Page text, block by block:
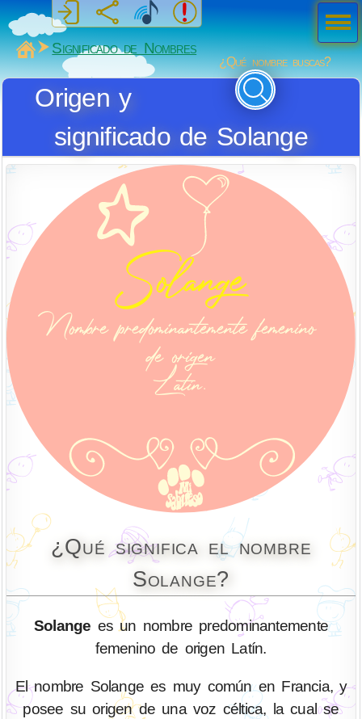
MiSabueso
Significado de Nombres
¿Qué nombre buscas?
Origen y
significado de Solange
¿Qué significa el nombre
Solange?
Solange es un nombre predominantemente
femenino de origen Latín.
El nombre Solange es muy común en Francia, y
posee su origen de una voz céltica, la cual se
Men
ú